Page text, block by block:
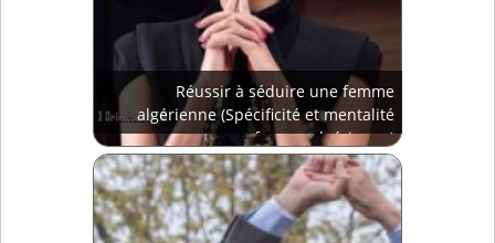
Réussir à séduire une femme
algérienne (Spécificité et mentalité
femme algérienne)